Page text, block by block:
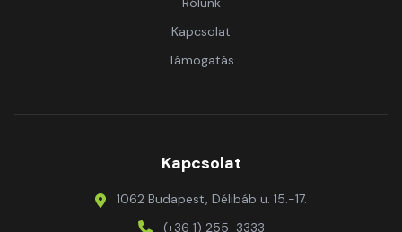
Kapcsolat
Támogatás
Kapcsolat
1062 Budapest, Délibáb u. 15.-17.
(+36 1) 255-3333